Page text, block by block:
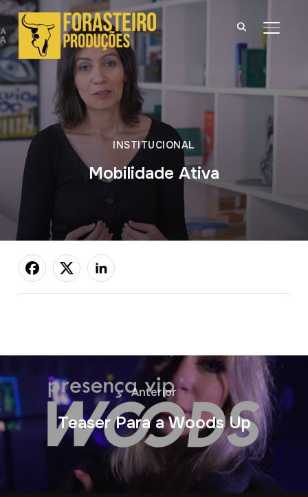
INSTITUCIONAL
Mobilidade Ativa
Anterior
Teaser Para a Woods Up